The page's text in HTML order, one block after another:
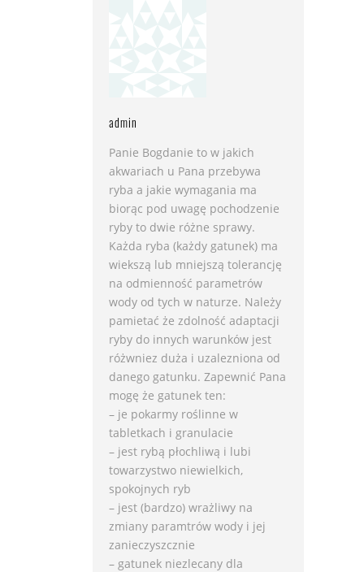
admin
Panie Bogdanie to w jakich
akwariach u Pana przebywa
ryba a jakie wymagania ma
biorąc pod uwagę pochodzenie
ryby to dwie różne sprawy.
Każda ryba (każdy gatunek) ma
wiekszą lub mniejszą tolerancję
na odmienność parametrów
wody od tych w naturze. Należy
pamietać że zdolność adaptacji
ryby do innych warunków jest
różwniez duża i uzalezniona od
danego gatunku. Zapewnić Pana
mogę że gatunek ten:
– je pokarmy roślinne w
tabletkach i granulacie
– jest rybą płochliwą i lubi
towarzystwo niewielkich,
spokojnych ryb
– jest (bardzo) wrażliwy na
zmiany paramtrów wody i jej
zanieczyszcznie
– gatunek niezlecany dla